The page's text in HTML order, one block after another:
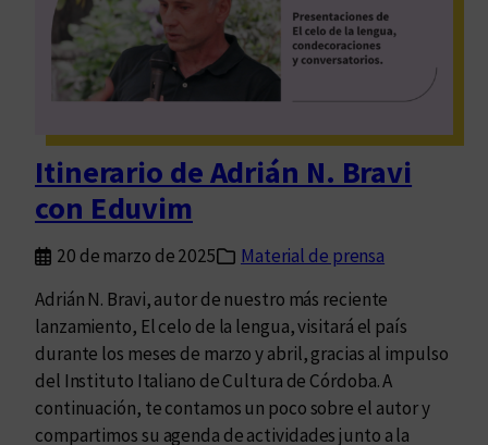
o
,
p
e
r
s
o
a
s
y
l
a
Itinerario de Adrián N. Bravi
con Eduvim
20 de marzo de 2025
Material de prensa
Adrián N. Bravi, autor de nuestro más reciente
lanzamiento, El celo de la lengua, visitará el país
durante los meses de marzo y abril, gracias al impulso
del Instituto Italiano de Cultura de Córdoba. A
continuación, te contamos un poco sobre el autor y
compartimos su agenda de actividades junto a la